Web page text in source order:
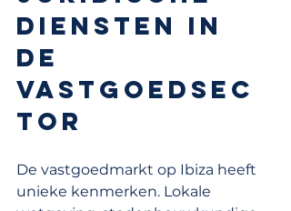
diensten in
de
vastgoedsec
tor
De vastgoedmarkt op Ibiza heeft
unieke kenmerken. Lokale